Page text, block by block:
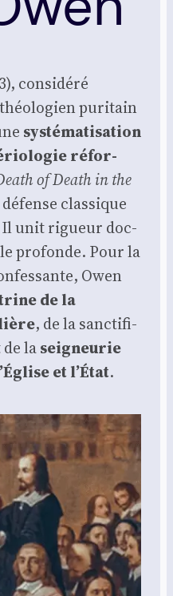
consi­dé­ré
puri­tain
sys­té­ma­ti­sa­tion
réfor­
of Death in the
clas­sique
Il unit rigueur doc­
pro­fonde. Pour la
Owen
de la
, de la sanc­ti­fi­
lasei­gneu­rie
et l’État.